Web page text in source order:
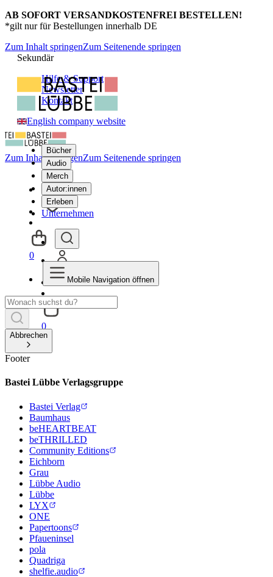
AB SOFORT VERSANDKOSTENFREI BESTELLEN!
*gilt nur für Bestellungen innerhalb DE
Zum Inhalt springenZum Seitenende springen
Sekundär
Hilfe & Support
Newsletter
Kontakt
English company website
Bücher
Audio
Merch
Autor:innen
Erleben
Unternehmen
0
Zum Inhalt springenZum Seitenende springen
0
Mobile Navigation öffnen
Abbrechen
Footer
Bastei Lübbe Verlagsgruppe
Bastei Verlag
Baumhaus
beHEARTBEAT
beTHRILLED
Community Editions
Eichborn
Grau
Lübbe Audio
Lübbe
LYX
ONE
Papertoons
Pfaueninsel
pola
Quadriga
shelfie.audio